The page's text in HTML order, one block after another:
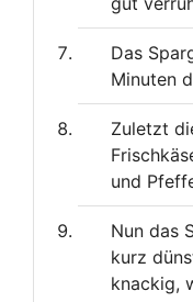
Das
Minuten
Zuletzt
und
Nun das
kurz
knackig,